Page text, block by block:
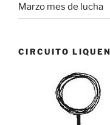
Marzo mes de lucha
CIRCUITO LIQUEN